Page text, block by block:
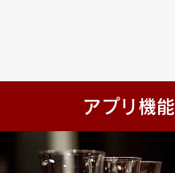
アプリ機能